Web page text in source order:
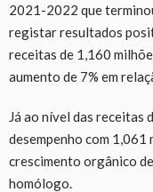
2021-2022 que
registar resultados
receitas de 1,160
aumento de 7% em
Já ao nível das receitas
desempenho com 1,061
crescimento orgânico
homólogo.